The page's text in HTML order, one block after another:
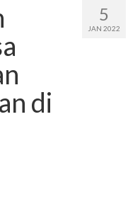
5
JAN 2022
di